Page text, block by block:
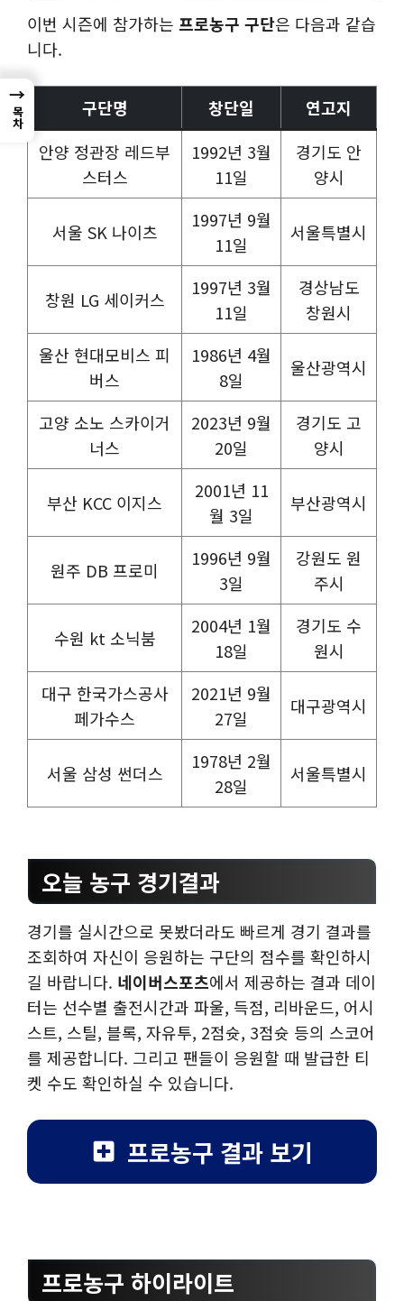
이번 시즌에 참가하는 프로농구 구단은 다음과 같습
니다.
구단명 창단일
연고지
안양 정관장 레드부
스터스
1992년 3월
11일
경기도 안
양시
서울 SK 나이츠
1997년 9월
11일
서울특별시
창원 LG 세이커스
1997년 3월
11일
경상남도
창원시
울산 현대모비스 피
버스
1986년 4월
8일
울산광역시
고양 소노 스카이거
너스
2023년 9월
20일
경기도 고
양시
부산 KCC 이지스
2001년 11
월 3일
부산광역시
원주 DB 프로미
1996년 9월
3일
강원도 원
주시
수원 kt 소닉붐
2004년 1월
18일
경기도 수
원시
대구 한국가스공사
페가수스
2021년 9월
27일
대구광역시
서울 삼성 썬더스
1978년 2월
28일
서울특별시
오늘 농구 경기결과
경기를 실시간으로 못봤더라도 빠르게 경기 결과를
조회하여 자신이 응원하는 구단의 점수를 확인하시
길 바랍니다. 네이버스포츠에서 제공하는 결과 데이
터는 선수별 출전시간과 파울, 득점, 리바운드, 어시
스트, 스틸, 블록, 자유투, 2점슛, 3점슛 등의 스코어
를 제공합니다. 그리고 팬들이 응원할 때 발급한 티
켓 수도 확인하실 수 있습니다.
프로농구 결과 보기
프로농구 하이라이트
→
목차